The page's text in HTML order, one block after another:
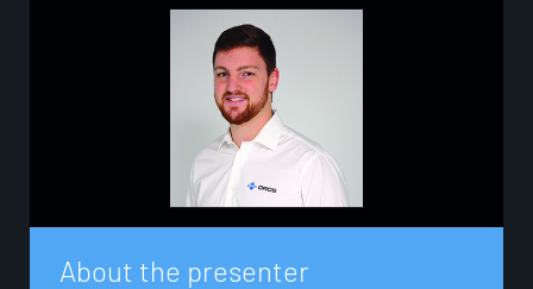
About the presenter